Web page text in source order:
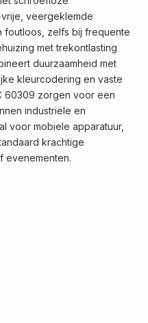
veergeklemde
foutloos, zelfs bij frequente
met trekontlasting
duurzaamheid met
kleurcodering en vaste
60309 zorgen voor een
industriële en
voor mobiele apparatuur,
krachtige
evenementen.